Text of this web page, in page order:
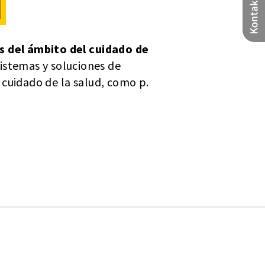
del ámbito del cuidado de
y soluciones de
de la salud, como p.